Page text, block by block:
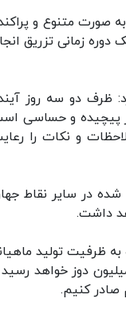
به صورت متنوع و پراکنده
زمانی تزریق انجام
دو سه روز آینده
پیچیده و حساسی است
و نکات را رعایت
در سایر نقاط جهان
داشت.
در این مجموعه گفت: ظرف 40 روز آینده به ظرفیت تولید ماهیانه
خواهیم رسید و از 6 ماه دیگر این ظرفیت به ماهیانه 12 میلیون دوز خواهد رسید و
کنیم.